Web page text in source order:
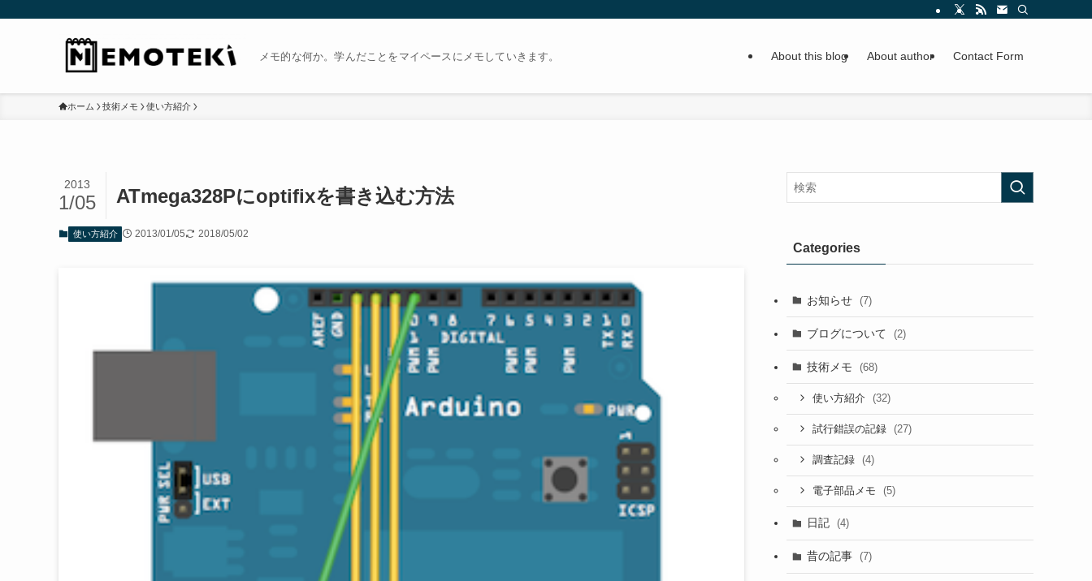
メモ的な何か。学んだことをマイペースにメモしていきます。 About this blog About author Contact Form
ホーム 技術メモ 使い方紹介
ATmega328Pにoptifixを書き込む方法
2013
1/05
使い方紹介 2013/01/05 2018/05/02
Categories
お知らせ (7)
ブログについて (2)
技術メモ (68)
使い方紹介 (32)
試行錯誤の記録 (27)
調査記録 (4)
電子部品メモ (5)
日記 (4)
昔の記事 (7)